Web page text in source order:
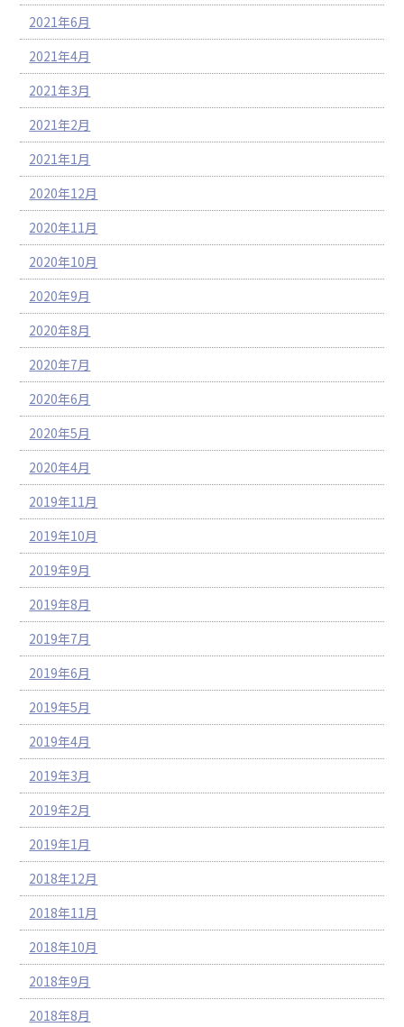
2021年6月
2021年4月
2021年3月
2021年2月
2021年1月
2020年12月
2020年11月
2020年10月
2020年9月
2020年8月
2020年7月
2020年6月
2020年5月
2020年4月
2019年11月
2019年10月
2019年9月
2019年8月
2019年7月
2019年6月
2019年5月
2019年4月
2019年3月
2019年2月
2019年1月
2018年12月
2018年11月
2018年10月
2018年9月
2018年8月